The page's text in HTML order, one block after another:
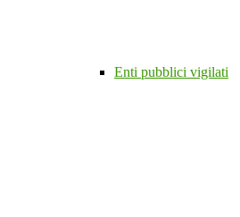
Enti pubblici vigilati